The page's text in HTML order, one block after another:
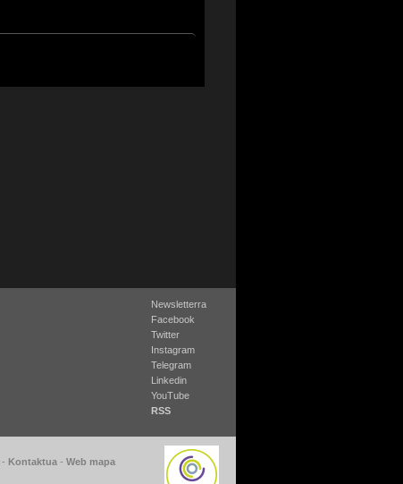
Newsletterra
Facebook
Twitter
Instagram
Telegram
Linkedin
YouTube
RSS
- Kontaktua - Web mapa